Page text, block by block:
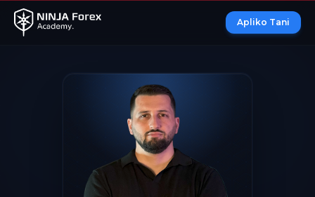
Apliko Tani